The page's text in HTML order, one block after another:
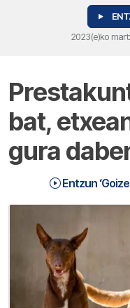
2023(e)ko
bat,
gura
Entzun